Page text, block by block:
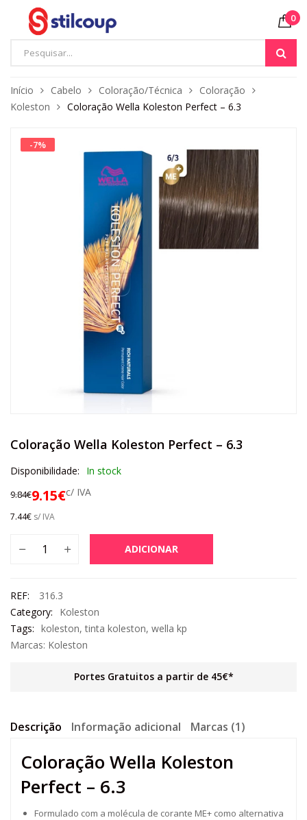
0
Início Cabelo Coloração/Técnica
Coloração
Koleston
Coloração Wella Koleston Perfect – 6.3
-7%
Coloração Wella Koleston Perfect – 6.3
Disponibilidade: In stock
9.84€9.15€c/ IVA
7.44€ s/ IVA
ADICIONAR
REF:
316.3
Category:
Koleston
Tags: koleston,tinta koleston, wella kp
Marcas: Koleston
Portes Gratuitos a partir de 45€*
Descrição Informação adicional Marcas (1)
Coloração Wella Koleston
Perfect – 6.3
Formulado com a molécula de corante ME+ como alternativa